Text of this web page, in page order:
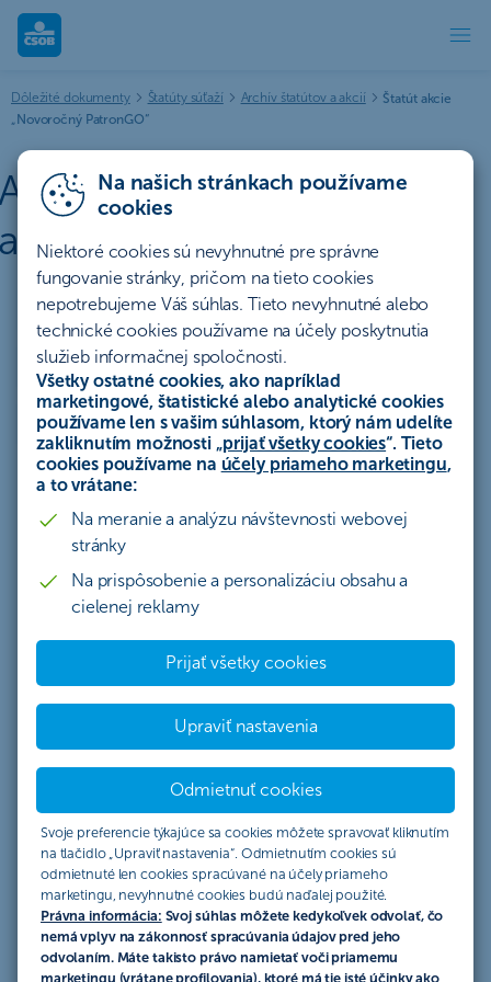
Na našich stránkach používame
cookies
Niektoré cookies sú nevyhnutné pre správne
fungovanie stránky, pričom na tieto cookies
nepotrebujeme Váš súhlas. Tieto nevyhnutné alebo
technické cookies používame na účely poskytnutia
služieb informačnej spoločnosti.
Všetky ostatné cookies, ako napríklad
marketingové, štatistické alebo analytické cookies
používame len s vašim súhlasom, ktorý nám udelíte
zakliknutím možnosti „prijať všetky cookies“. Tieto
cookies používame na účely priameho marketingu,
a to vrátane:
Na meranie a analýzu návštevnosti webovej
stránky
Na prispôsobenie a personalizáciu obsahu a
cielenej reklamy
Prijať všetky cookies
Upraviť nastavenia
Odmietnuť cookies
Svoje preferencie týkajúce sa cookies môžete spravovať kliknutím
na tlačidlo „Upraviť nastavenia“. Odmietnutím cookies sú
odmietnuté len cookies spracúvané na účely priameho
marketingu, nevyhnutné cookies budú naďalej použité.
Právna informácia: Svoj súhlas môžete kedykoľvek odvolať, čo
nemá vplyv na zákonnosť spracúvania údajov pred jeho
odvolaním. Máte takisto právo namietať voči priamemu
marketingu (vrátane profilovania), ktoré má tie isté účinky ako
Archív štatútov a akcií | ČSOB
Dôležité dokumenty Štatúty súťaží Archív štatútov a akcií
Štatút akcie
„Novoročný PatronGO“
štatútov súťaží a
Účty a platby Úvery a lízing
Sporenie a investovanie Poistenie
Ostatné Celý archív
Štatút akcie „Novoročný
PatronGO“
DODATOK Č. 1 K ŠTATÚTU AKCIE
„Novoročný PatronGO ”
týmto Dodatkom mení a dopĺňa
znenie Štatútu akcie - „Novoročný PatronGO”zo dňa
29.12.2023 nasledovne:
v častiPodmienky účastisa mení nasledovná časť:
stanú sa novými klientmi ČSOB v období od
01.01.2024 do 31.03.2024, teda ku dňu 31.12.2023
(vrátane) nemali s ČSOB žiadny zmluvný vzťah,
uzatvoria zmluvu o ČSOB Smart účte v období od
01.01.2024 do 31.03.2024 elektronickými kanálmi